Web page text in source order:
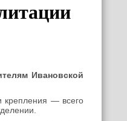
ям Ивановской
крепления —всего